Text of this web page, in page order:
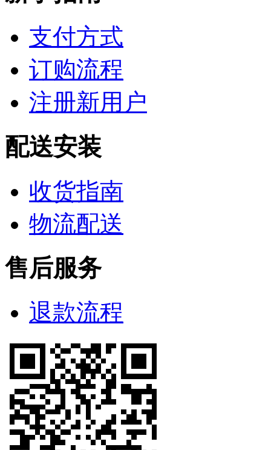
支付方式
订购流程
注册新用户
配送安装
收货指南
物流配送
售后服务
退款流程